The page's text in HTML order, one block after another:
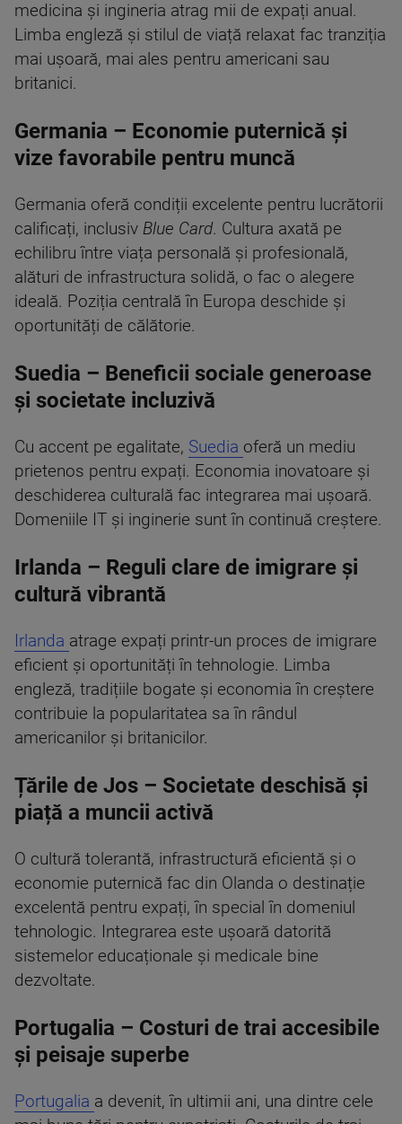
medicina și ingineria atrag mii de expați anual.
Limba engleză și stilul de viață relaxat fac tranziția
mai ușoară, mai ales pentru americani sau
britanici.
Germania – Economie puternică și
vize favorabile pentru muncă
Germania oferă condiții excelente pentru lucrătorii
calificați, inclusiv Blue Card. Cultura axată pe
echilibru între viața personală și profesională,
alături de infrastructura solidă, o fac o alegere
ideală. Poziția centrală în Europa deschide și
oportunități de călătorie.
Suedia – Beneficii sociale generoase
și societate incluzivă
Cu accent pe egalitate, Suedia oferă un mediu
prietenos pentru expați. Economia inovatoare și
deschiderea culturală fac integrarea mai ușoară.
Domeniile IT și inginerie sunt în continuă creștere.
Irlanda – Reguli clare de imigrare și
cultură vibrantă
Irlanda atrage expați printr-un proces de imigrare
eficient și oportunități în tehnologie. Limba
engleză, tradițiile bogate și economia în creștere
contribuie la popularitatea sa în rândul
americanilor și britanicilor.
Țările de Jos – Societate deschisă și
piață a muncii activă
O cultură tolerantă, infrastructură eficientă și o
economie puternică fac din Olanda o destinație
excelentă pentru expați, în special în domeniul
tehnologic. Integrarea este ușoară datorită
sistemelor educaționale și medicale bine
dezvoltate.
Portugalia – Costuri de trai accesibile
și peisaje superbe
Portugalia a devenit, în ultimii ani, una dintre cele